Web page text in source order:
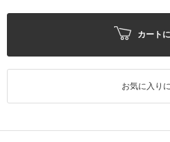
カート
お気に入り